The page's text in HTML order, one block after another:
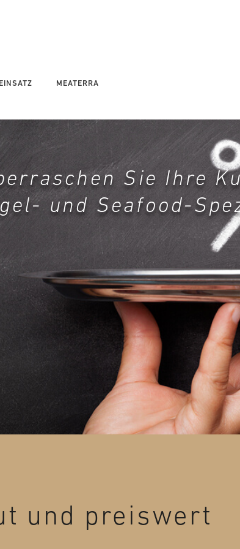
MEATERRA
Sie Ihre
und Seafood-
und preiswert